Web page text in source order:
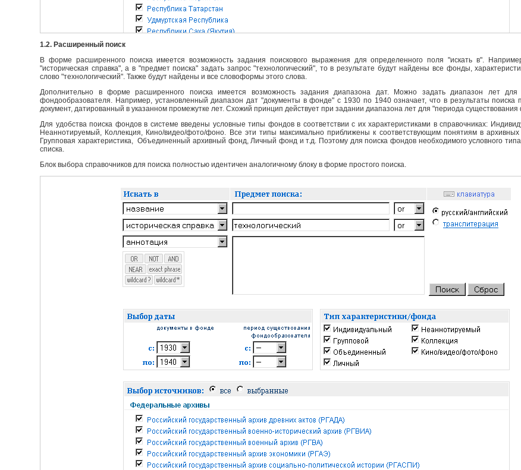
1.2. Расширенный поиск
В форме расширенного поиска имеется возможность задания поискового выражения для определенного поля "искать в".
"историческая справка", а в "предмет поиска" задать запрос "технологический", то в результате будут найдены все фонды,
слово "технологический". Также будут найдены и все словоформы этого слова.
Дополнительно в форме расширенного поиска имеется возможность задания диапазона дат. Можно задать диапазон лет
фондообразователя. Например, установленный диапазон дат "документы в фонде" с 1930 по 1940 означает, что в результаты
документ, датированный в указанном промежутке лет. Схожий принцип действует при задании диапазона лет для "периода
Для удобства поиска фондов в системе введены условные типы фондов в соответствии с их характеристиками в справочниках:
Неаннотируемый, Коллекция, Кино/видео/фото/фоно. Все эти типы максимально приближены к соответствующим понятиям в архивных
Групповая характеристика, Объединенный архивный фонд, Личный фонд и т.д. Поэтому для поиска фондов необходимого условного
списка.
Блок выбора справочников для поиска полностью идентичен аналогичному блоку в форме простого поиска.